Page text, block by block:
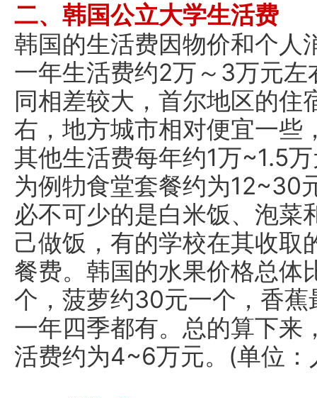
二、韩国公立大学生活费
韩国的生活费因物价和个人
一年生活费约2万～3万元
同相差较大，首尔地区的
右，地方城市相对便宜一
其他生活费每年约1万~1.5
为例牞食堂套餐约为12~30
必不可少的是白米饭、泡菜
己做饭，有的学校在其收取
餐费。韩国的水果价格总体
个，菠萝约30元一个，香
一年四季都有。总的算下来
活费约为4~6万元。(单位：